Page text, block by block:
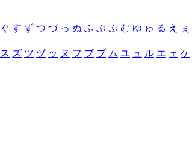
ぐ す ず つ づ っ ぬ ふ ぶ ぷ む ゆ ゅ る え ぇ
ス ズ ツ ヅ ッ ヌ フ ブ プ ム ユ ュ ル エ ェ ケ